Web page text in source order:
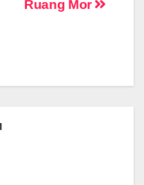
Ruang Mor